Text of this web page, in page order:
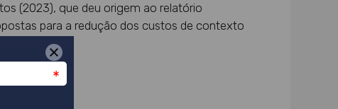
(2023), que deu origem ao relatório
para a redução dos custos de contexto